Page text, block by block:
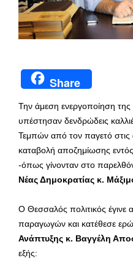
Share
Την άμεση ενεργοποίηση της
υπέστησαν δενδρώδεις
Τεμπών από τον παγετό στις
καταβολή αποζημίωσης
-όπως γίνονταν στο
Νέας Δημοκρατίας κ.
Ο Θεσσαλός πολιτικός
παραγωγών και κατέθεσε
Ανάπτυξης κ. Βαγγέλη
εξής: